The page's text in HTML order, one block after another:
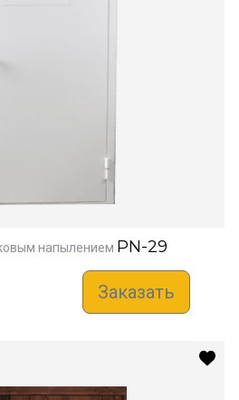
напылением PN-29
Заказать